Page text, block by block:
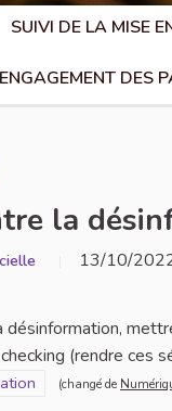
SUIVI DE LA MISE
la
13/10/
désinformation,
(rendre ces
le secteur :
(changé de